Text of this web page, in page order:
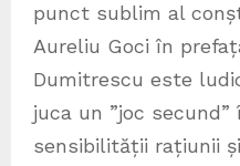
punct sublim al
Aureliu Goci în
Dumitrescu este
juca un ”joc
sensibilității rațiunii